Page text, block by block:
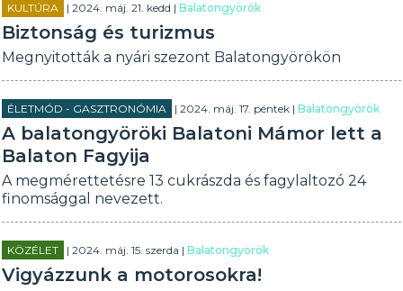
KULTÚRA | 2024. máj. 21. kedd |Balatongyörök
Biztonság és turizmus
Megnyitották a nyári szezont Balatongyörökön
ÉLETMÓD - GASZTRONÓMIA | 2024. máj. 17. péntek |Balatongyörök
A balatongyöröki Balatoni Mámor lett a
Balaton Fagyija
A megmérettetésre 13 cukrászda és fagylaltozó 24
finomsággal nevezett.
KÖZÉLET | 2024. máj. 15. szerda |Balatongyörök
Vigyázzunk a motorosokra!